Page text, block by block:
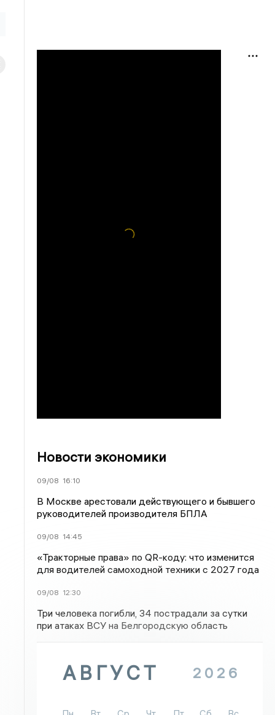
Новости экономики
09/08 16:10
В Москве арестовали действующего и бывшего
руководителей производителя БПЛА
09/08 14:45
«Тракторные права» по QR-коду: что изменится
для водителей самоходной техники с 2027 года
09/08 12:30
Три человека погибли, 34 пострадали за сутки
при атаках ВСУ на Белгородскую область
АВГУСТ 2026